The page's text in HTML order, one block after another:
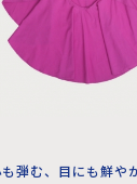
弾む、目にも鮮や